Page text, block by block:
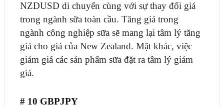
NZDUSD di chuyển cùng với sự thay đổi giá
trong ngành sữa toàn cầu. Tăng giá trong
ngành công nghiệp sữa sẽ mang lại tâm lý tăng
giá cho giá của New Zealand. Mặt khác, việc
giảm giá các sản phẩm sữa đặt ra tâm lý giảm
giá.
# 10 GBPJPY